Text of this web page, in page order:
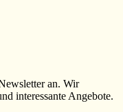
an. Wir
interessante Angebote.